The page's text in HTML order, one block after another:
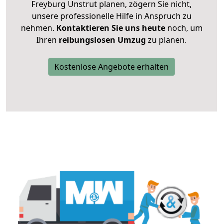
Freyburg Unstrut planen, zögern Sie nicht,
unsere professionelle Hilfe in Anspruch zu
nehmen. Kontaktieren Sie uns heutenoch, um
Ihren reibungslosen Umzug zu planen.
Kostenlose Angebote erhalten